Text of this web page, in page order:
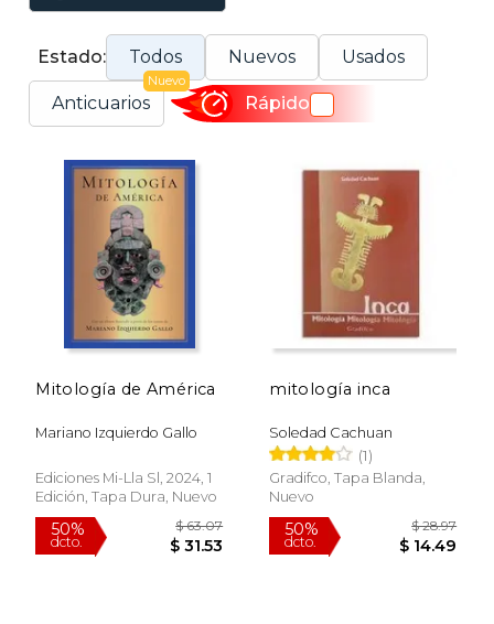
Estado: Todos Nuevos Usados
Anticuarios
Nuevo
Rápido
Mitología de América
Mariano Izquierdo Gallo
Ediciones Mi-Lla Sl, 2024, 1
Edición, Tapa Dura, Nuevo
mitología inca
Soledad Cachuan
(1)
Gradifco, Tapa Blanda,
Nuevo